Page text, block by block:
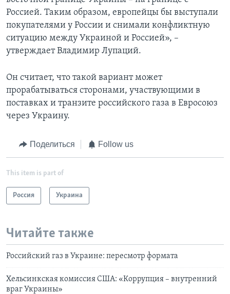
Россией. Таким образом, европейцы бы выступали
покупателями у России и снимали конфликтную
ситуацию между Украиной и Россией», –
утверждает Владимир Лупаций.
Он считает, что такой вариант может
прорабатываться сторонами, участвующими в
поставках и транзите российского газа в Евросоюз
через Украину.
Поделиться Follow us
This item is part of
Россия Украина
Читайте также
Российский газ в Украине: пересмотр формата
Хельсинкская комиссия США: «Коррупция – внутренний
враг Украины»